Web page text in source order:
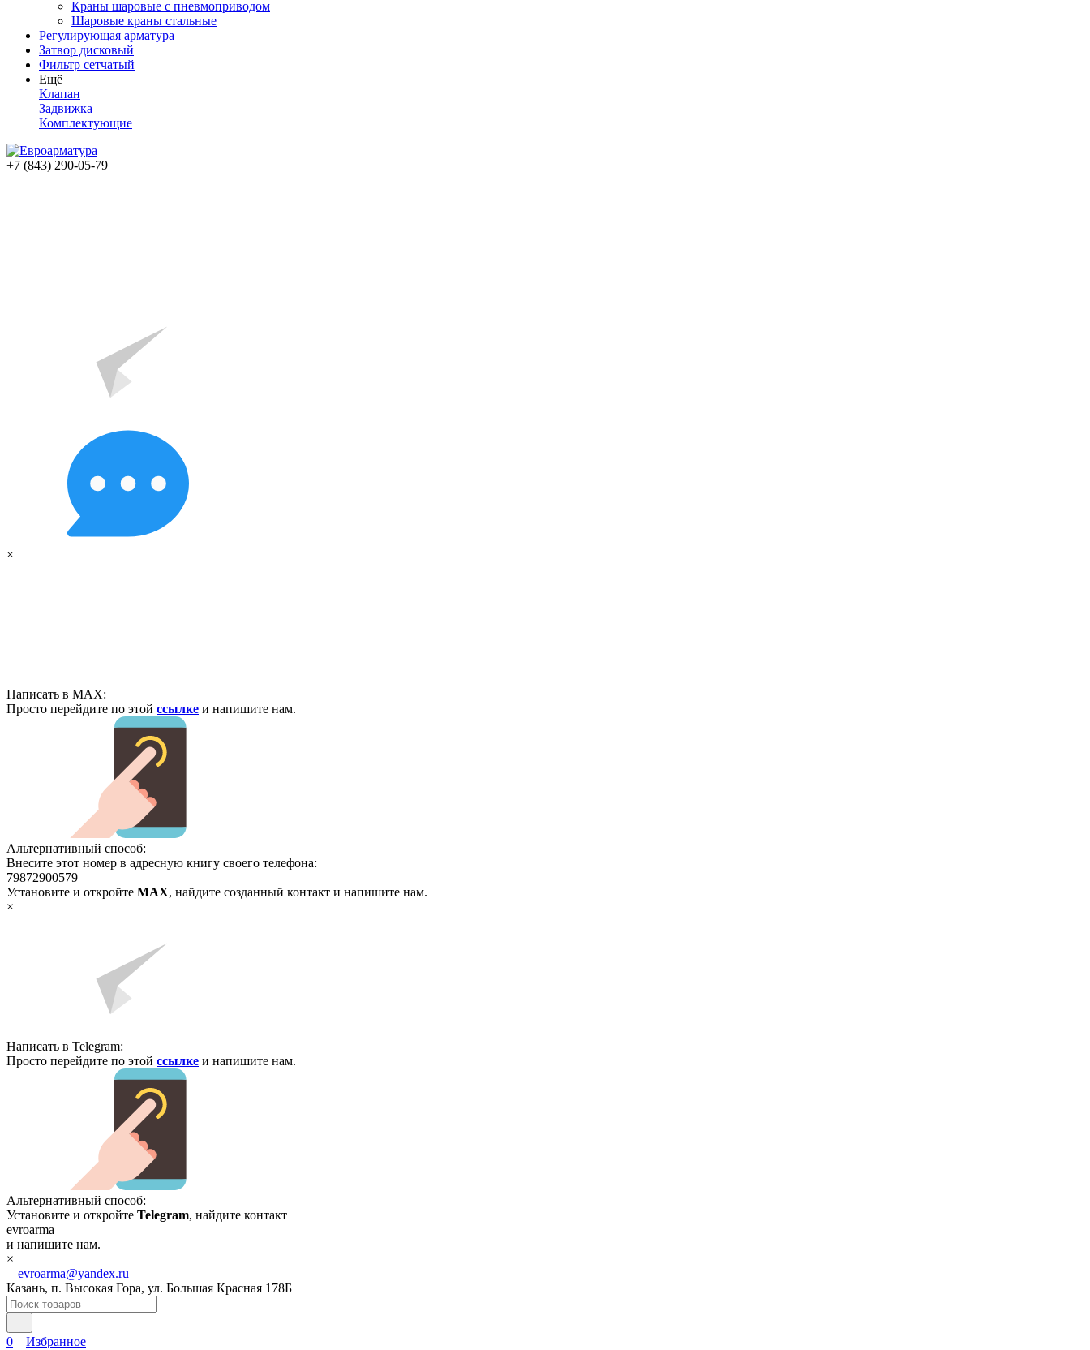
Краны шаровые с пневмоприводом
Шаровые краны стальные
Регулирующая арматура
Затвор дисковый
Фильтр сетчатый
Ещё
Клапан
Задвижка
Комплектующие
+7 (843) 290-05-79
×
Написать в MAX:
Просто перейдите по этой ссылке и напишите нам.
Альтернативный способ:
Внесите этот номер в адресную книгу своего телефона:
79872900579
Установите и откройте MAX, найдите созданный контакт и напишите нам.
×
Написать в Telegram:
Просто перейдите по этой ссылке и напишите нам.
Альтернативный способ:
Установите и откройте Telegram, найдите контакт
evroarma
и напишите нам.
×
evroarma@yandex.ru
Казань, п. Высокая Гора, ул. Большая Красная 178Б
0
Избранное